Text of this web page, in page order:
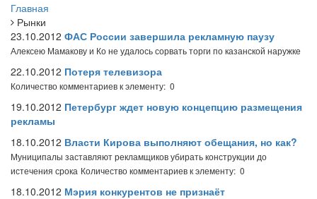
Главная
Рынки
23.10.2012 ФАС России завершила рекламную паузу
Алексею Мамакову и Ко не удалось сорвать торги по казанской наружке
22.10.2012 Потеря телевизора
Количество комментариев к элементу: 0
19.10.2012 Петербург ждет новую концепцию размещения
рекламы
18.10.2012 Власти Кирова выполняют обещания, но как?
Муниципалы заставляют рекламщиков убирать конструкции до
истечения срока Количество комментариев к элементу: 0
18.10.2012 Мэрия конкурентов не признаёт